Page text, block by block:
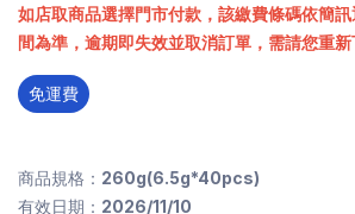
如店取商品選擇門市付款，該繳費條碼依簡
間為準，逾期即失效並取消訂單，需請您重
免運費
商品規格：260g(6.5g*40pcs)
有效日期：2026/11/10